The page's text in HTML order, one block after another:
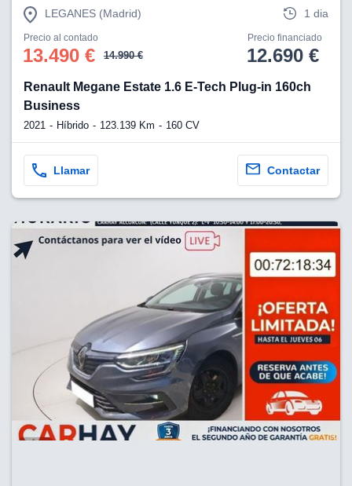
LEGANES (Madrid) 1 dia
Precio al contado
13.490 € 14.990 €
Precio financiado
12.690 €
Renault Megane Estate 1.6 E-Tech Plug-in 160ch
Business
2021 Híbrido 123.139 Km 160 CV
Llamar Contactar